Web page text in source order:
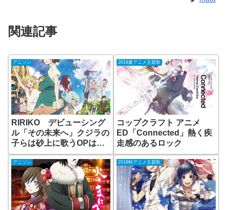
関連記事
アニソン
RIRIKO デビューシング
ル「その未来へ」クジラの
子らは砂上に歌うOPはど
んな曲？
2019夏アニメ主題歌
コップクラフト アニメ
ED「Connected」熱く疾
走感のあるロック
アニソン 2018秋アニメ主題歌